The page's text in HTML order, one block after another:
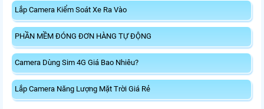
Lắp Camera Kiểm Soát Xe Ra Vào
PHẦN MỀM ĐÓNG ĐƠN HÀNG TỰ ĐỘNG
Camera Dùng Sim 4G Giá Bao Nhiêu?
Lắp Camera Năng Lượng Mặt Trời Giá Rẻ